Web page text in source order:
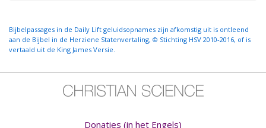
Bijbelpassages in de Daily Lift geluidsopnames zijn afkomstig uit is ontleend
aan de Bijbel in de Herziene Statenvertaling, © Stichting HSV 2010-2016, of is
vertaald uit de King James Versie.
Donaties (in het Engels)